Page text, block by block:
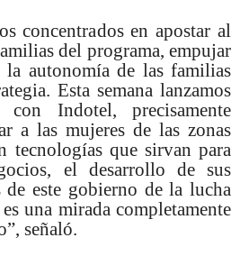
concentrados en apostar al
del programa, empujar
autonomía de las familias
Esta semana lanzamos
Indotel, precisamente
a las mujeres de las zonas
tecnologías que sirvan para
el desarrollo de sus
este gobierno de la lucha
una mirada completamente
señaló.